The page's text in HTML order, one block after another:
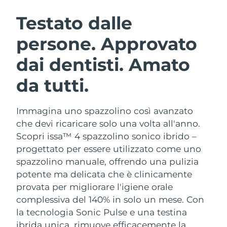
Testato dalle
persone. Approvato
dai dentisti. Amato
da tutti.
Immagina uno spazzolino così avanzato
che devi ricaricare solo una volta all'anno.
Scopri issa™ 4 spazzolino sonico ibrido –
progettato per essere utilizzato come uno
spazzolino manuale, offrendo una pulizia
potente ma delicata che è clinicamente
provata per migliorare l'igiene orale
complessiva del 140% in solo un mese. Con
la tecnologia Sonic Pulse e una testina
ibrida unica, rimuove efficacemente la
Detersione viso
LUNA™ 4 pacchetto
Anti-aging massage
LUNA™ 4 Plus
Massage, LED heating
LUNA™ 4 Men
For men, anti-aging massage
Lifting viso
BEAR™ 2 pacchetto
Microcurrent toning
BEAR™ 2 go
Microcurrent toning on-the-go
BEAR™ 2 eyes & lips
Microcurrent line smoothing device
Idratazione
UFO™ 3 pacchetto
Deep facial hydration
UFO™ 3 LED
Near-infrared and red light therapy
device
Igiene orale
issa™ 4
Hybrid silicone sonic toothbrush
issa™ 4 plus
Smart hybrid silicone sonic toothbrush
TRATTAMENTI ANTI-AGE FAQ™
Anti-age Trattamenti LED
NEW
Austria
Bahrein Consegna stimata 8/10/26
Belgio Consegna stimata8/9/26
Bermuda
Bosnia ed
Erzegovina
Consegna stimata8/12/26
Brunei Consegna stimata 8/14/26
Bulgaria Consegna stimata
Canada Consegna stimata
Cile Consegna stimata8/13/26